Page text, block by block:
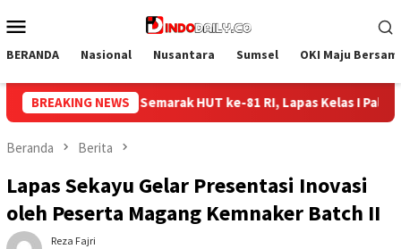
ke
Mobile
BERANDA Nasional Nusantara Sumsel OKI Maju
BREAKING NEWS
Lapas Kelas I Palembang Gelar Aksi Bersih-Bersih Lingkungan
Beranda Berita
Lapas Sekayu Gelar Presentasi Inovasi
oleh Peserta Magang Kemnaker Batch II
Reza Fajri